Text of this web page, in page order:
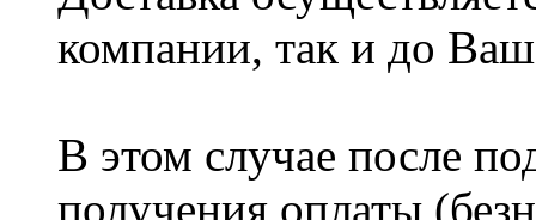
компании, так и до
В этом случае после
получения оплаты